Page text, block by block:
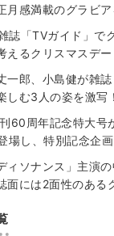
月感満載のグラビア
誌「TVガイド」で
えるクリスマスデ
一郎、小島健が雑
しむ3人の姿を激写！
刊60周年記念特大
場し、特別記念企画
ィソナンス」主演の
面には2面性のある